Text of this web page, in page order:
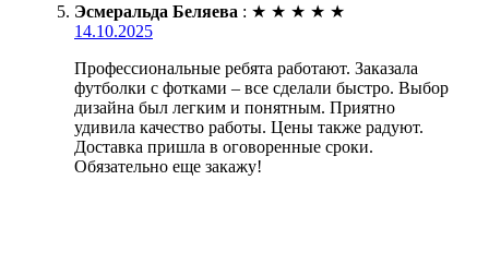
Эсмеральда Беляева : ★ ★ ★ ★ ★
14.10.2025
Профессиональные ребята работают. Заказала
футболки с фотками – все сделали быстро. Выбор
дизайна был легким и понятным. Приятно
удивила качество работы. Цены также радуют.
Доставка пришла в оговоренные сроки.
Обязательно еще закажу!